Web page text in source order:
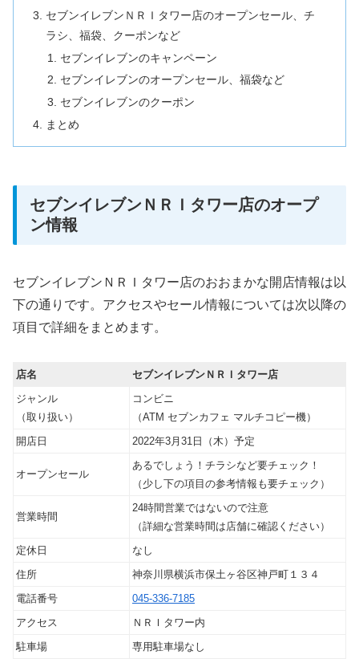
セブンイレブンＮＲＩタワー店のオープンセール、チ
ラシ、福袋、クーポンなど
セブンイレブンのキャンペーン
セブンイレブンのオープンセール、福袋など
セブンイレブンのクーポン
まとめ
セブンイレブンＮＲＩタワー店のオープ
ン情報
セブンイレブンＮＲＩタワー店のおおまかな開店情報は以
下の通りです。アクセスやセール情報については次以降の
項目で詳細をまとめます。
店名
セブンイレブンＮＲＩタワー店
ジャンル
（取り扱い）
コンビニ
（ATM セブンカフェ マルチコピー機）
開店日
2022年3月31日（木）予定
オープンセール
あるでしょう！チラシなど要チェック！
（少し下の項目の参考情報も要チェック）
営業時間
24時間営業ではないので注意
（詳細な営業時間は店舗に確認ください）
定休日
なし
住所
神奈川県横浜市保土ヶ谷区神戸町１３４
電話番号
045-336-7185
アクセス
ＮＲＩタワー内
駐車場
専用駐車場なし